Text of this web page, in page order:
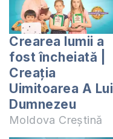
Crearea lumii a
fost încheiată |
Creația
Uimitoarea A Lui
Dumnezeu
Moldova Creștină